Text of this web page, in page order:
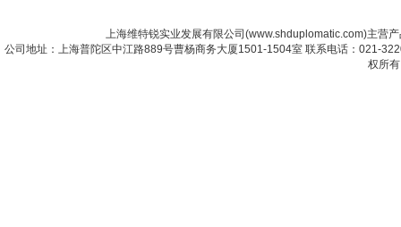
上海维特锐实业发展有限公司(www.shduplomatic.com)主营
公司地址：上海普陀区中江路889号曹杨商务大厦1501-1504室 联系电话：021-
权所